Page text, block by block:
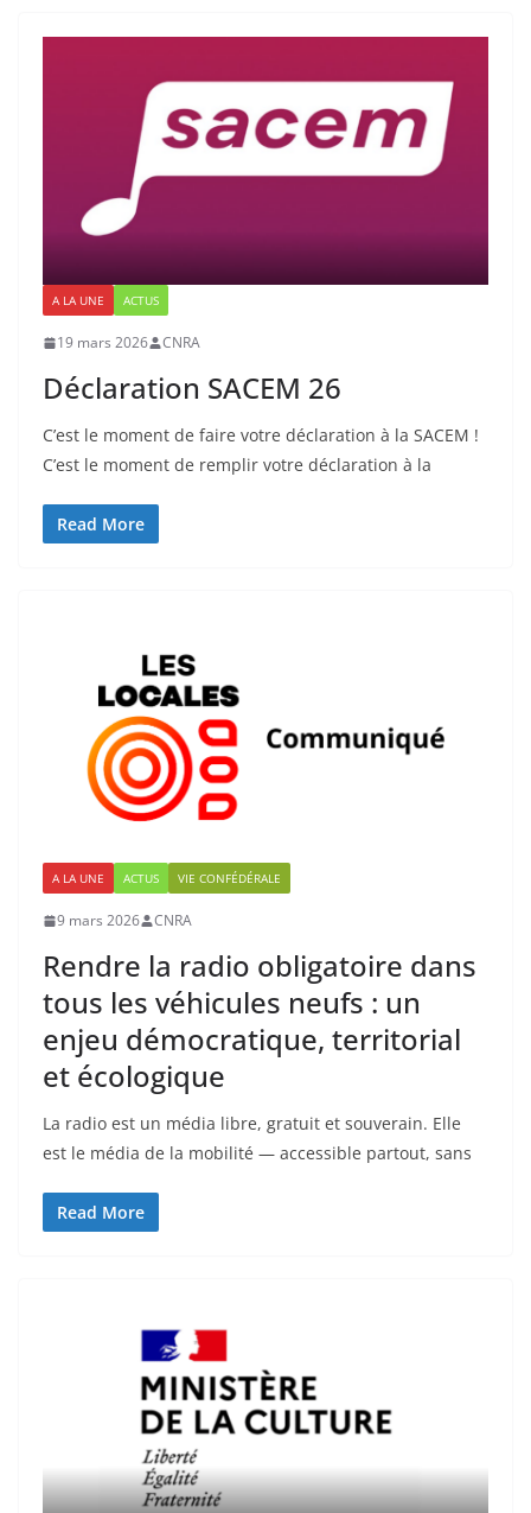
A LA UNE ACTUS
19 mars 2026 CNRA
Déclaration SACEM 26
C’est le moment de faire votre déclaration à la SACEM !
C’est le moment de remplir votre déclaration à la
Read More
A LA UNE ACTUS VIE CONFÉDÉRALE
9 mars 2026 CNRA
Rendre la radio obligatoire dans
tous les véhicules neufs : un
enjeu démocratique, territorial
et écologique
La radio est un média libre, gratuit et souverain. Elle
est le média de la mobilité — accessible partout, sans
Read More